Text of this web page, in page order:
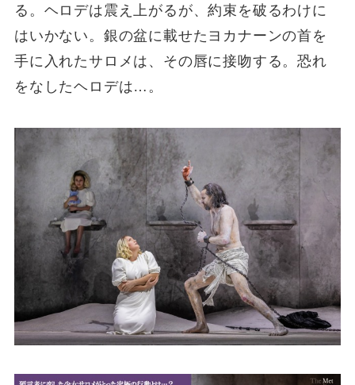
る。ヘロデは震え上がるが、約束を破るわけに
はいかない。銀の盆に載せたヨカナーンの首を
手に入れたサロメは、その唇に接吻する。恐れ
をなしたヘロデは…。